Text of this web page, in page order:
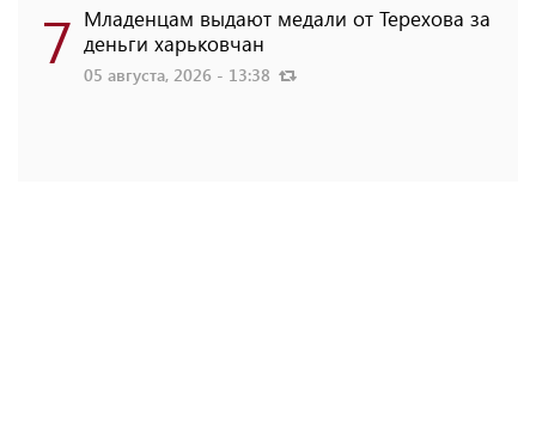
7 Младенцам выдают медали от Терехова за
деньги харьковчан
05 августа, 2026 - 13:38